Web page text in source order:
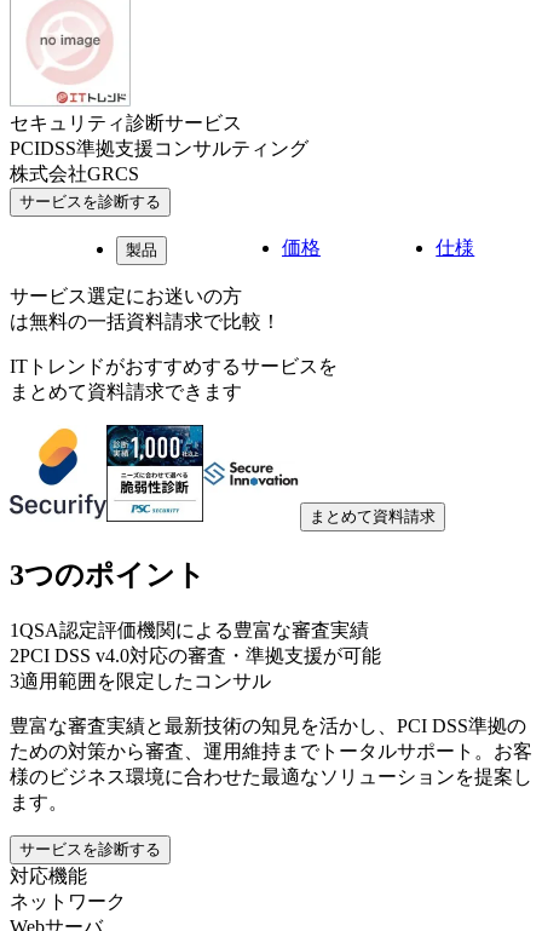
セキュリティ診断サービス
PCIDSS準拠支援コンサルティング
株式会社GRCS
サービスを診断する
製品 価格 仕様
サービス選定にお迷いの方
は無料の一括資料請求で比較！
ITトレンドがおすすめするサービスを
まとめて資料請求できます
まとめて資料請求
3つのポイント
1QSA認定評価機関による豊富な審査実績
2PCI DSS v4.0対応の審査・準拠支援が可能
3適用範囲を限定したコンサル
豊富な審査実績と最新技術の知見を活かし、PCI DSS準拠の
ための対策から審査、運用維持までトータルサポート。お客
様のビジネス環境に合わせた最適なソリューションを提案し
ます。
サービスを診断する
対応機能
ネットワーク
Webサーバ